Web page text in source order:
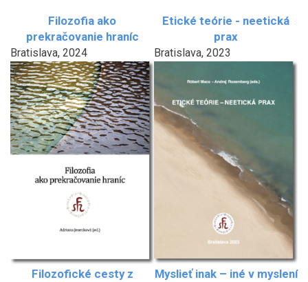
Filozofia ako
prekračovanie hraníc
Bratislava, 2024
Etické teórie - neetická
prax
Bratislava, 2023
Filozofické cesty z
Myslieť inak – iné v myslení